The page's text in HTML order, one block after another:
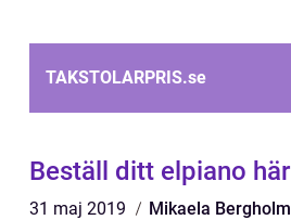
TAKSTOLARPRIS.se
Beställ ditt elpiano här
31 maj 2019 Mikaela Bergholm